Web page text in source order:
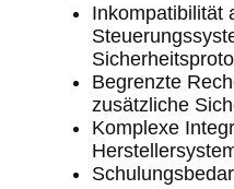
Inkompatibilität
Begrenzte
zusätzliche
Komplexe